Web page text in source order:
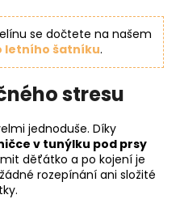
se dočtete na našem
letního šatníku.
stresu
jednoduše. Díky
v tunýlku pod prsy
děťátko a po kojení je
rozepínání ani složité